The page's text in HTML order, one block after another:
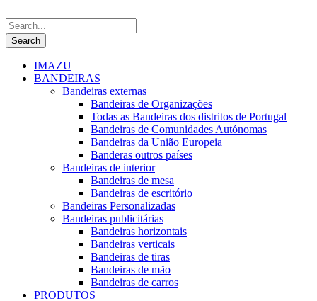
IMAZU
BANDEIRAS
Bandeiras externas
Bandeiras de Organizações
Todas as Bandeiras dos distritos de Portugal
Bandeiras de Comunidades Autónomas
Bandeiras da União Europeia
Banderas outros países
Bandeiras de interior
Bandeiras de mesa
Bandeiras de escritório
Bandeiras Personalizadas
Bandeiras publicitárias
Bandeiras horizontais
Bandeiras verticais
Bandeiras de tiras
Bandeiras de mão
Bandeiras de carros
PRODUTOS